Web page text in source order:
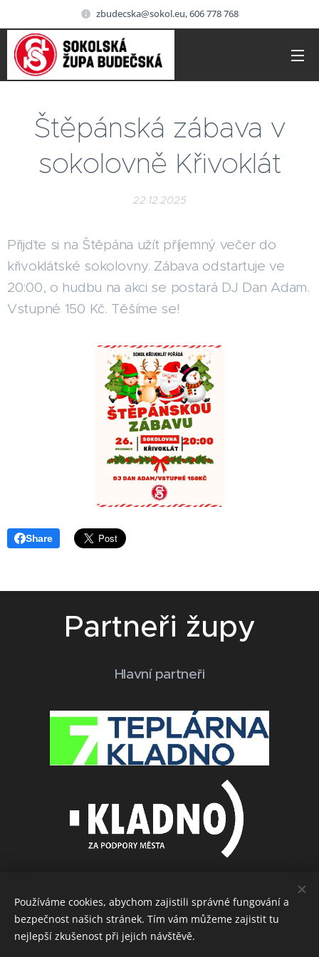
zbudecska@sokol.eu, 606 778 768
Štěpánská zábava v
sokolovně Křivoklát
22.12.2025
Přijďte si na Štěpána užít příjemný večer do
křivoklátské sokolovny. Zábava odstartuje ve
20:00, o hudbu na akci se postará DJ Dan Adam.
Vstupné 150 Kč. Těšíme se!
Share
Partneři župy
Hlavní partneři
Další partneři
Používáme cookies, abychom zajistili správné fungování a
bezpečnost našich stránek. Tím vám můžeme zajistit tu
nejlepší zkušenost při jejich návštěvě.